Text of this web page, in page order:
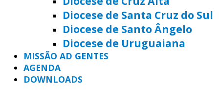
Diocese de Santa Cruz do Sul
Diocese de Santo Ângelo
Diocese de Uruguaiana
MISSÃO AD GENTES
AGENDA
DOWNLOADS